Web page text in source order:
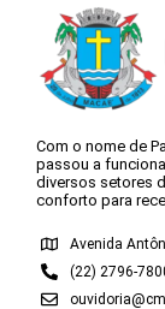
Com o nome de
passou a
diversos setores
conforto para
Avenida
(22) 2796-